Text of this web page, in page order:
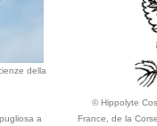
della
a
© Hippolyte
France, de la